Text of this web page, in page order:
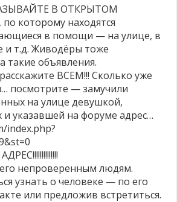
запрещена!
на животных — почему бы их не использовать?
В ОТКРЫТОМ
которому находятся
в помощи — на улице, в
и т.д. Живодёры тоже
такие объявления.
ВСЕМ!!! Сколько уже
посмотрите — замучили
на улице девушкой,
указавшей на форуме адрес…
index.php?
непроверенным людям.
узнать о человеке — по его
или предложив встретиться.